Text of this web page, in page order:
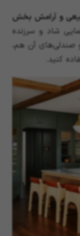
و آرامش بخش
شاد و سرزنده
صندلی‌های آن هم،
کنید.